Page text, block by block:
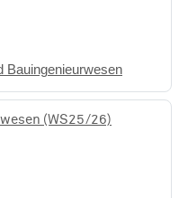
Bauingenieurwesen
(WS25/26)